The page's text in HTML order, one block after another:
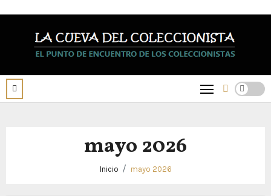
contenido
mayo 2026
Inicio mayo 2026